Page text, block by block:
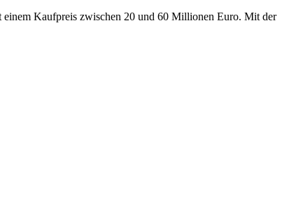
einem Kaufpreis zwischen 20 und 60 Millionen Euro. Mit der